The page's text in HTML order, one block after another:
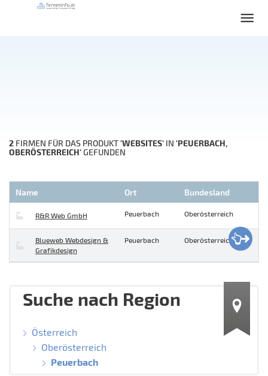
2 FIRMEN FÜR DAS PRODUKT'WEBSITES' IN 'PEUERBACH,
OBERÖSTERREICH'GEFUNDEN
Name Ort Bundesland
R&R Web GmbH Peuerbach Oberösterreich
Blueweb Webdesign &
Grafikdesign
Peuerbach Oberösterreich
Suche nach Region
Österreich
Oberösterreich
Peuerbach